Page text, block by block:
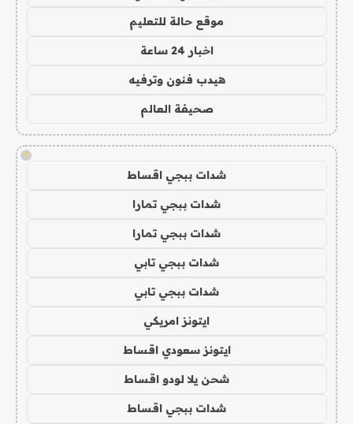
موقع حالة للتعليم
اخبار 24 ساعة
هيدب فنون وترفيه
صحيفة العالم
!
شدات ببجي اقساط
شدات ببجي تمارا
شدات ببجي تمارا
شدات ببجي تابي
شدات ببجي تابي
ايتونز امريكي
ايتونز سعودي اقساط
شحن يلا لودو اقساط
شدات ببجي اقساط